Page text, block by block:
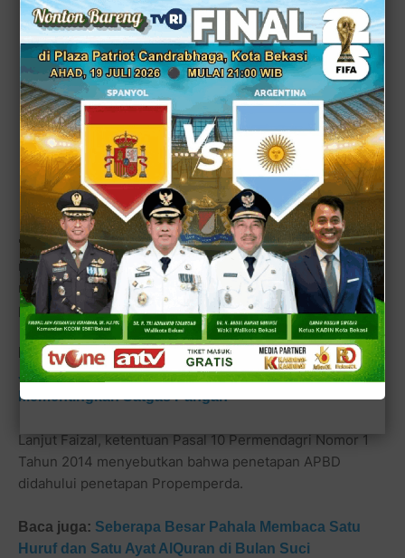
Silakan klik gambar di atas ini untuk ikut memilih siapa Calon Bupati Bekasi 2024
mendatang? (Polling by Pollie of Bekasi-Online.com)
"DPRD Jabar akan bekerja cepat menyusun dan
menetapkan Propemperda tahun 2023, Insya Allah
rancangannya ditetapkan akhir bulan Oktober ini," ujar
politisi PKS asal Kabupaten Bekasi ini.
Baca juga:Faizal Hafan Farid, Bacaleg PKS Provinsi
Jabar ini, Anjurkan Pemda Kabupaten untuk Lebih
Mementingkan Satgas Pangan
Lanjut Faizal, ketentuan Pasal 10 Permendagri Nomor 1
Tahun 2014 menyebutkan bahwa penetapan APBD
didahului penetapan Propemperda.
Baca juga: Seberapa Besar Pahala Membaca Satu
Huruf dan Satu Ayat AlQuran di Bulan Suci